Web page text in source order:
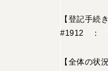
【登記手続
#1912 ：
【全体の状況